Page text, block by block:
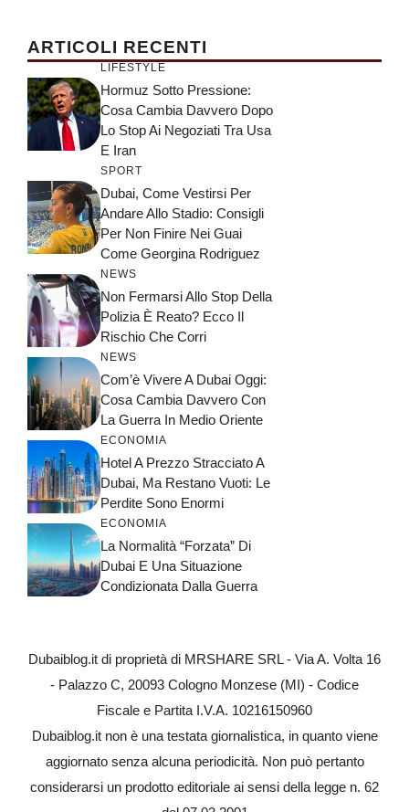
ARTICOLI RECENTI
LIFESTYLE
Hormuz Sotto Pressione:
Cosa Cambia Davvero Dopo
Lo Stop Ai Negoziati Tra Usa
E Iran
SPORT
Dubai, Come Vestirsi Per
Andare Allo Stadio: Consigli
Per Non Finire Nei Guai
Come Georgina Rodriguez
NEWS
Non Fermarsi Allo Stop Della
Polizia È Reato? Ecco Il
Rischio Che Corri
NEWS
Com’è Vivere A Dubai Oggi:
Cosa Cambia Davvero Con
La Guerra In Medio Oriente
ECONOMIA
Hotel A Prezzo Stracciato A
Dubai, Ma Restano Vuoti: Le
Perdite Sono Enormi
ECONOMIA
La Normalità “forzata” Di
Dubai E Una Situazione
Condizionata Dalla Guerra
Dubaiblog.it di proprietà di MRSHARE SRL - Via A. Volta 16
- Palazzo C, 20093 Cologno Monzese (MI) - Codice
Fiscale e Partita I.V.A. 10216150960
Dubaiblog.it non è una testata giornalistica, in quanto viene
aggiornato senza alcuna periodicità. Non può pertanto
considerarsi un prodotto editoriale ai sensi della legge n. 62